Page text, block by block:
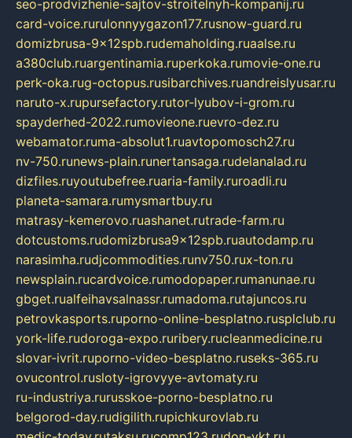
seo-prodvizhenie-sajtov-stroitelnyh-kompanij.ru
card-voice.rurulonnyygazon177.rusnow-guard.ru
domizbrusa-9x12spb.rudemaholding.ruaalse.ru
a380club.ruargentinamia.ruperkoka.rumovie-one.ru
perk-oka.rug-octopus.rusibarchives.ruandreislyusar.ru
naruto-x.rupursefactory.rutor-lyubov-i-grom.ru
spayderhed-2022.rumovieone.ruevro-dez.ru
webamator.ruma-absolut1.ruavtopomosch27.ru
nv-750.runews-plain.runertansaga.rudelanalad.ru
dizfiles.ruyoutubefree.ruaria-family.ruroadli.ru
planeta-samara.rumysmartbuy.ru
matrasy-kemerovo.ruashanet.rutrade-farm.ru
dotcustoms.rudomizbrusa9x12spb.ruautodamp.ru
narasimha.rudjcommodities.runv750.rux-ton.ru
newsplain.rucardvoice.rumodopaper.rumanunae.ru
gbget.rualfeihavsalnassr.rumadoma.rutajuncos.ru
petrovkasports.ruporno-online-besplatno.rusplclub.ru
york-life.rudoroga-expo.ruribery.rucleanmedicine.ru
slovar-ivrit.ruporno-video-besplatno.ruseks-365.ru
ovucontrol.rusloty-igrovyye-avtomaty.ru
ru-industriya.rurusskoe-porno-besplatno.ru
belgorod-day.rudigilith.rupichkurovlab.ru